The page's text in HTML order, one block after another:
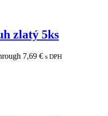
zlatý 5ks
7,69 € s DPH